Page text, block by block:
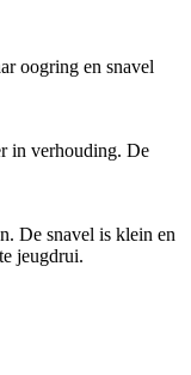
oogring en snavel
in verhouding. De
De snavel is klein en
jeugdrui.